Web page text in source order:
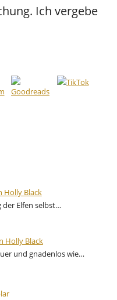
Ich vergebe
Holly Black
der Elfen selbst…
Holly Black
und gnadenlos wie…